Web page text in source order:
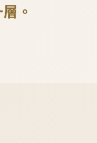
。